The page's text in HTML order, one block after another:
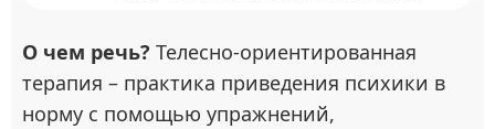
О чем речь? Телесно-ориентированная
терапия – практика приведения психики в
норму с помощью упражнений,